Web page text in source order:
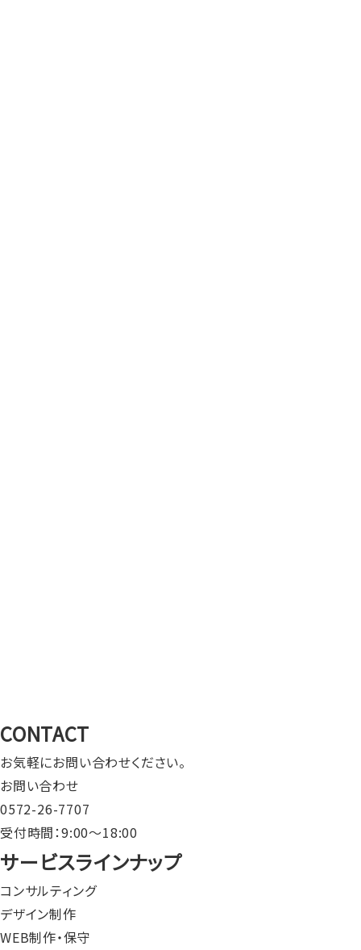
CONTACT
お気軽にお問い合わせください。
お問い合わせ
0572-26-7707
受付時間：9:00〜18:00
サービスラインナップ
コンサルティング
デザイン制作
WEB制作・保守